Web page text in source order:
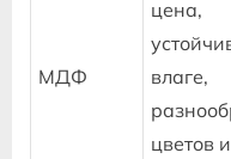
МДФ
цена‚
влаге‚
цветов и